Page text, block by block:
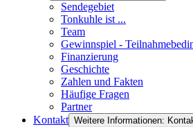
Sendegebiet
Tonkuhle ist ...
Team
Gewinnspiel -
Finanzierung
Geschichte
Zahlen und Fakten
Häufige Fragen
Partner
Kontakt Weitere Informationen: